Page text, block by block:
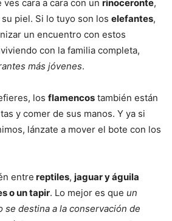
cara a cara con un rinoceronte,
piel. Si lo tuyo son los elefantes,
un encuentro con estos
con la familia completa,
más jóvenes.
los flamencos también están
y comer de sus manos. Y ya si
lánzate a mover el bote con los
entre reptiles, jaguar y águila
o un tapir. Lo mejor es que un
se destina a la conservación de